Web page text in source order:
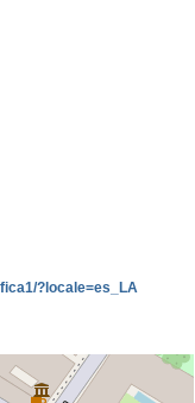
?locale=es_LA